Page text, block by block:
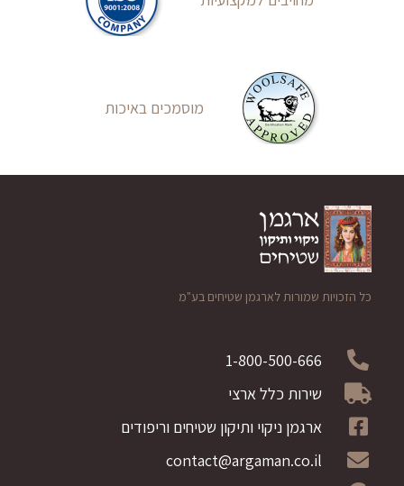
מוסמכים באיכות
כל הזכויות שמורות לארגמן שטיחים בע"מ
1-800-500-666
שירות כלל ארצי
ארגמן ניקוי ותיקון שטיחים וריפודים
contact@argaman.co.il